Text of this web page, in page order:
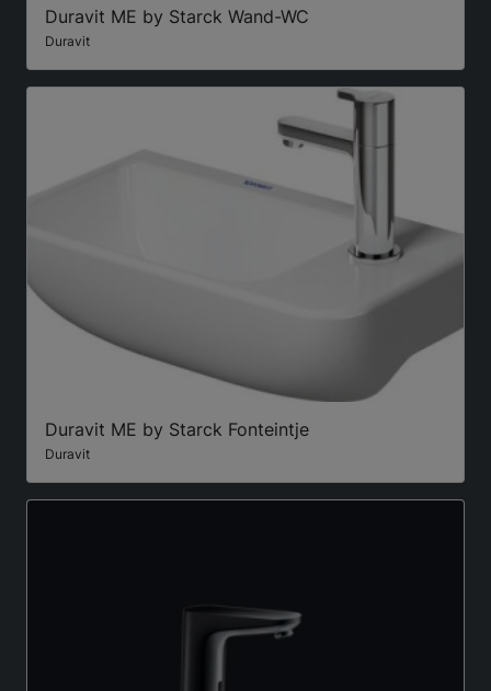
Duravit ME by Starck Wand-WC
Duravit
Duravit ME by Starck Fonteintje
Duravit